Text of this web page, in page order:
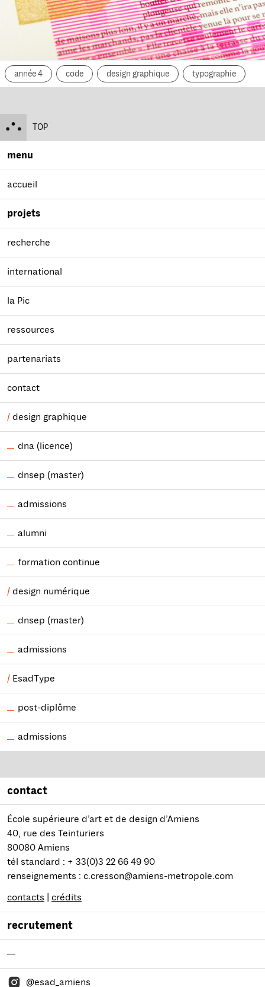
année 4 code design graphique typographie
TOP
menu
accueil
projets
recherche
international
la Pic
ressources
partenariats
contact
design graphique
dna (licence)
dnsep (master)
admissions
alumni
formation continue
design numérique
dnsep (master)
admissions
EsadType
post-diplôme
admissions
contact
École supérieure d’art et de design d’Amiens
40, rue des Teinturiers
80080 Amiens
tél standard : + 33(0)3 22 66 49 90
renseignements : c.cresson@amiens-metropole.com
contacts
crédits
recrutement
—
@esad_amiens